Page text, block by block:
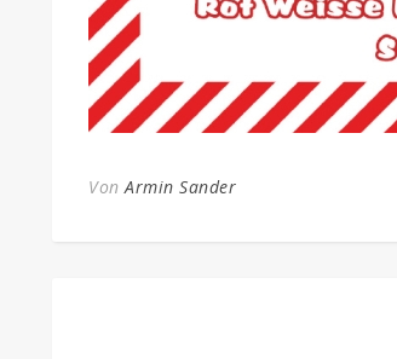
VonArmin Sander